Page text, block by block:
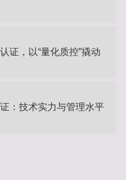
证，以“量化质控”撬动
：技术实力与管理水平